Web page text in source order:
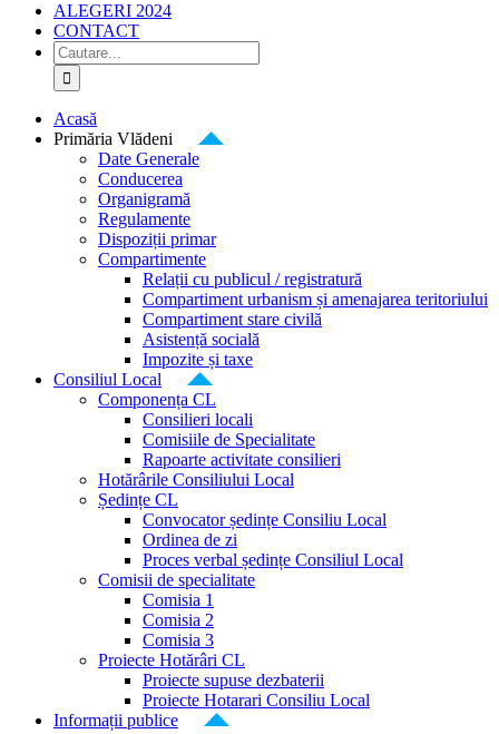
ALEGERI 2024
CONTACT
Cautare...
Acasă
Primăria Vlădeni
Date Generale
Conducerea
Organigramă
Regulamente
Dispoziții primar
Compartimente
Relații cu publicul / registratură
Compartiment urbanism și amenajarea teritoriului
Compartiment stare civilă
Asistență socială
Impozite și taxe
Consiliul Local
Componența CL
Consilieri locali
Comisiile de Specialitate
Rapoarte activitate consilieri
Hotărârile Consiliului Local
Ședințe CL
Convocator ședințe Consiliu Local
Ordinea de zi
Proces verbal ședințe Consiliul Local
Comisii de specialitate
Comisia 1
Comisia 2
Comisia 3
Proiecte Hotărâri CL
Proiecte supuse dezbaterii
Proiecte Hotarari Consiliu Local
Informații publice